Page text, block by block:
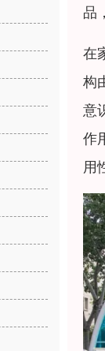
品
在
构
意
作
用